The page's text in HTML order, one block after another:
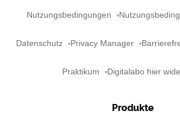
Nutzungsbedingungen
Datenschutz Privacy Manager
Praktikum Digitalabo hier
Produkte